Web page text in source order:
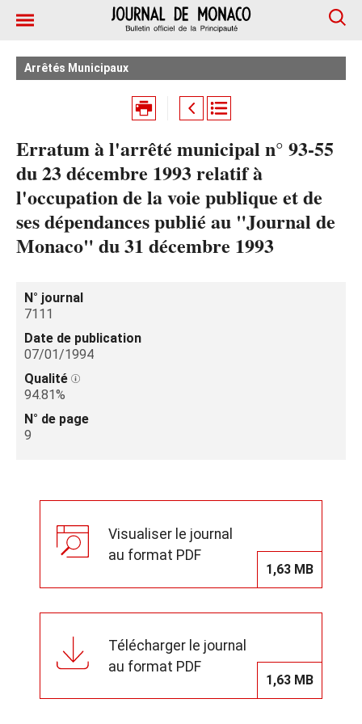
Arrêtés Municipaux
Erratum à l'arrêté municipal n° 93-55
du 23 décembre 1993 relatif à
l'occupation de la voie publique et de
ses dépendances publié au "Journal de
Monaco" du 31 décembre 1993
N° journal
7111
Date de publication
07/01/1994
Qualité
94.81%
N° de page
9
Visualiser le journal
au format PDF
1,63 MB
Télécharger le journal
au format PDF
1,63 MB